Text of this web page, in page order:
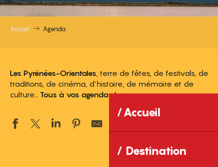
Accueil
Destination
Accueil Agenda
Les Pyrénées-Orientales , terre de fêtes, de festivals, de
traditions, de cinéma, d’histoire, de mémoire et de
culture… Tous à vos agendas !